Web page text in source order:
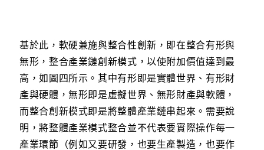
基於此，軟硬兼施與整合性創新，即在整合有形與
無形，整合產業鏈創新模式，以使附加價值達到最
高，如圖四所示。其中有形即是實體世界、有形財
產與硬體，無形即是虛擬世界、無形財產與軟體，
而整合創新模式即是將整體產業鏈串起來。需要說
明，將整體產業模式整合並不代表要實際操作每一
產業環節（例如又要研發，也要生產製造，也要作